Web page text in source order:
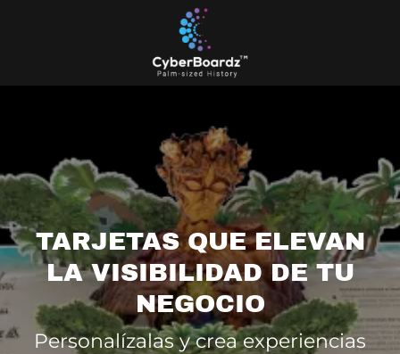
TARJETAS QUE ELEVAN
LA VISIBILIDAD DE TU
NEGOCIO
Personalízalas y crea experiencias